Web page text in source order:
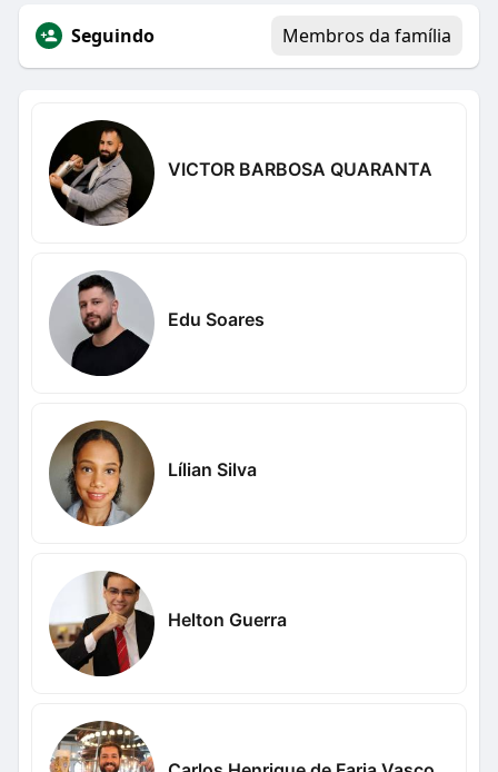
Seguindo Membros da família
VICTOR BARBOSA QUARANTA
Edu Soares
Lílian Silva
Helton Guerra